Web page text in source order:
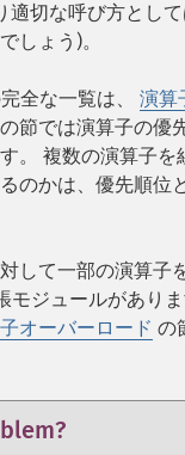
適切な呼び方とし
しょう)。
全な一覧は、 演算
節では演算子の優
。 複数の演算子を
のかは、優先順位
して一部の演算子
モジュールがあり
オーバーロード の